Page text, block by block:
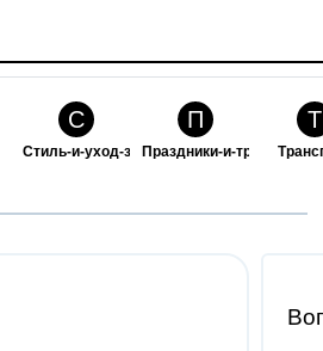
С
Стиль-и-уход-за-собой
П
Праздники-и-традиции
Т